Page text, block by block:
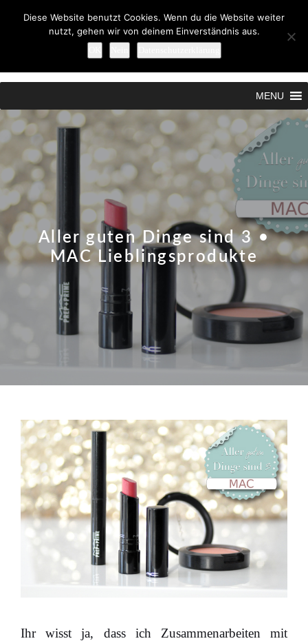
MENU
Aller guten Dinge sind 3 •
MAC Lieblingsprodukte
Ihr wisst ja, dass ich Zusammenarbeiten mit
Diese Website benutzt Cookies. Wenn du die Website weiter
nutzt, gehen wir von deinem Einverständnis aus.